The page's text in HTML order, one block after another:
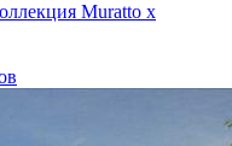
Muratto x